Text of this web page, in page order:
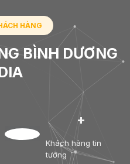
HÀNG
BÌNH DƯƠNG
+
Khách hàng tin
tưởng